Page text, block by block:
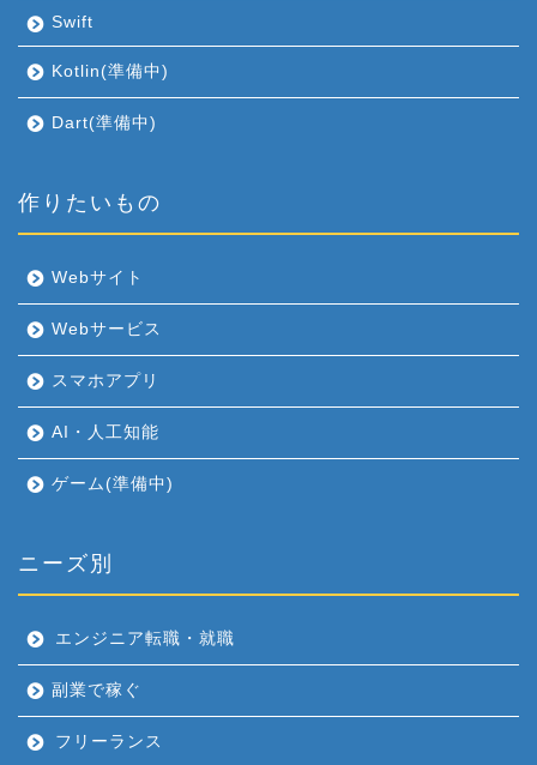
Swift
Kotlin(準備中)
Dart(準備中)
作りたいもの
Webサイト
Webサービス
スマホアプリ
AI・人工知能
ゲーム(準備中)
ニーズ別
エンジニア転職・就職
副業で稼ぐ
フリーランス